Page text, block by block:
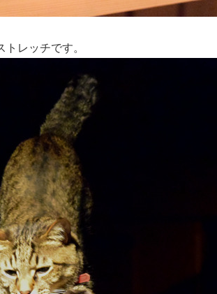
レッチです。